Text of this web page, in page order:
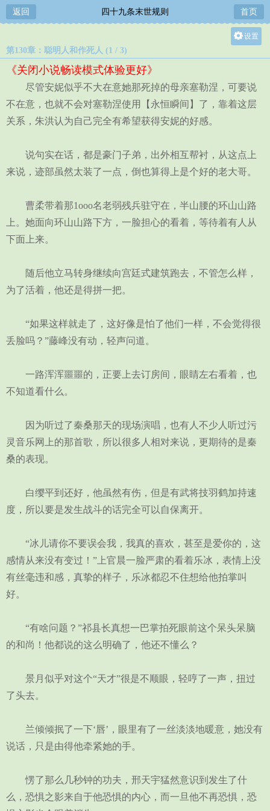
返回 四十九条末世规则 首页
设置
中
小
第130章：聪明人和作死人 (1 / 3)
《关闭小说畅读模式体验更好》
尽管安妮似乎不大在意她那死掉的母亲塞勒涅，可要说
不在意，也就不会对塞勒涅使用【永恒瞬间】了，靠着这层
关系，朱洪认为自己完全有希望获得安妮的好感。
说句实在话，都是豪门子弟，出外相互帮衬，从这点上
来说，迹部虽然太装了一点，倒也算得上是个好的老大哥。
曹柔带着那1ooo名老弱残兵驻守在，半山腰的环山山路
上。她面向环山山路下方，一脸担心的看着，等待着有人从
下面上来。
随后他立马转身继续向宫廷式建筑跑去，不管怎么样，
为了活着，他还是得拼一把。
“如果这样就走了，这好像是怕了他们一样，不会觉得很
丢脸吗？”藤峰没有动，轻声问道。
一路浑浑噩噩的，正要上去订房间，眼睛左右看着，也
不知道看什么。
因为听过了秦桑那天的现场演唱，也有人不少人听过污
灵音乐网上的那首歌，所以很多人相对来说，更期待的是秦
桑的表现。
白缨平到还好，他虽然有伤，但是有武将技羽鹤加持速
度，所以要是发生战斗的话完全可以自保离开。
“冰儿请你不要误会我，我真的喜欢，甚至是爱你的，这
感情从来没有变过！”上官晨一脸严肃的看着乐冰，表情上没
有丝毫违和感，真挚的样子，乐冰都忍不住想给他拍掌叫
好。
“有啥问题？”祁县长真想一巴掌拍死眼前这个呆头呆脑
的和尚！他都说的这么明确了，他还不懂么？
景月似乎对这个“天才”很是不顺眼，轻哼了一声，扭过
了头去。
兰倾倾抿了一下‘唇’，眼里有了一丝淡淡地暖意，她没有
说话，只是由得他牵紧她的手。
愣了那么几秒钟的功夫，邢天宇猛然意识到发生了什
么，恐惧之影来自于他恐惧的内心，而一旦他不再恐惧，恐